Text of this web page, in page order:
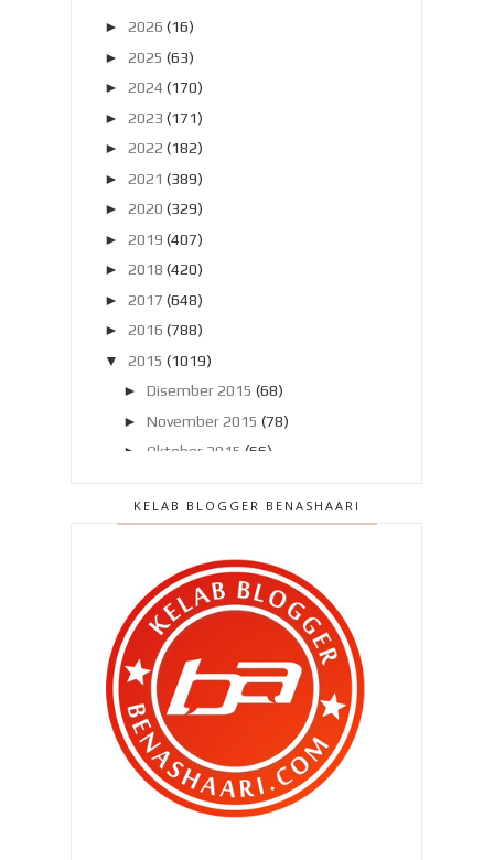
► 2026 (16)
► 2025 (63)
► 2024 (170)
► 2023 (171)
► 2022 (182)
► 2021 (389)
► 2020 (329)
► 2019 (407)
► 2018 (420)
► 2017 (648)
► 2016 (788)
▼
2015 (1019)
► Disember 2015 (68)
► November 2015 (78)
► Oktober 2015 (66)
Restoran pilihan aku !
Dah boleh bersara !
Projek besar bersama AGENSI ANTI
DADAH KEBANGSAAN !
“ Tapai ubi ke , Ben ? “
Dalam dilema !
Abang Long Qhaliff !
KELAB BLOGGER BENASHAARI